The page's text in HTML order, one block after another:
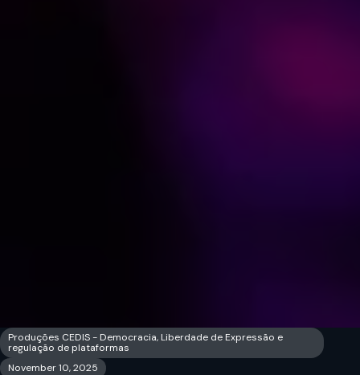
Produções CEDIS - Democracia, Liberdade de Expressão e
regulação de plataformas
November 10, 2025